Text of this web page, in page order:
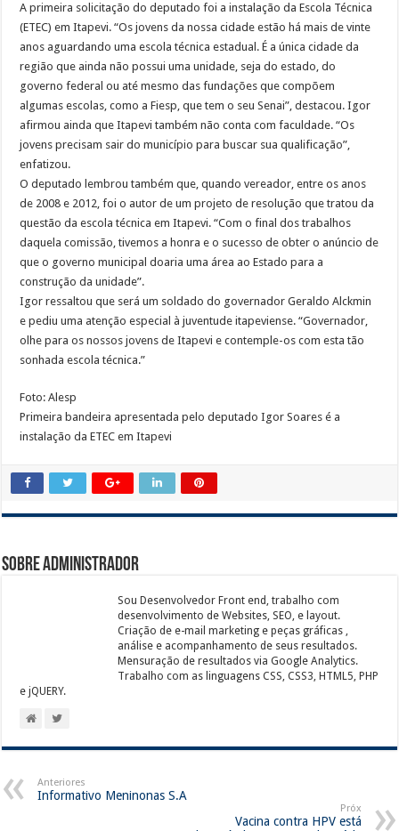
A primeira solicitação do deputado foi a instalação da Escola Técnica
(ETEC) em Itapevi. “Os jovens da nossa cidade estão há mais de vinte
anos aguardando uma escola técnica estadual. É a única cidade da
região que ainda não possui uma unidade, seja do estado, do
governo federal ou até mesmo das fundações que compõem
algumas escolas, como a Fiesp, que tem o seu Senai”, destacou. Igor
afirmou ainda que Itapevi também não conta com faculdade. “Os
jovens precisam sair do município para buscar sua qualificação”,
enfatizou.
O deputado lembrou também que, quando vereador, entre os anos
de 2008 e 2012, foi o autor de um projeto de resolução que tratou da
questão da escola técnica em Itapevi. “Com o final dos trabalhos
daquela comissão, tivemos a honra e o sucesso de obter o anúncio de
que o governo municipal doaria uma área ao Estado para a
construção da unidade”.
Igor ressaltou que será um soldado do governador Geraldo Alckmin
e pediu uma atenção especial à juventude itapeviense. “Governador,
olhe para os nossos jovens de Itapevi e contemple-os com esta tão
sonhada escola técnica.”
Foto: Alesp
Primeira bandeira apresentada pelo deputado Igor Soares é a
instalação da ETEC em Itapevi
Sobre Administrador
Sou Desenvolvedor Front end, trabalho com
desenvolvimento de Websites, SEO, e layout.
Criação de e-mail marketing e peças gráficas ,
análise e acompanhamento de seus resultados.
Mensuração de resultados via Google Analytics.
Trabalho com as linguagens CSS, CSS3, HTML5, PHP
e jQUERY.
Anteriores
Informativo Meninonas S.A
Próx
Vacina contra HPV está